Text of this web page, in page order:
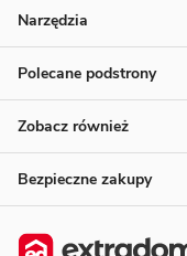
Narzędzia
Polecane podstrony
Zobacz również
Bezpieczne zakupy